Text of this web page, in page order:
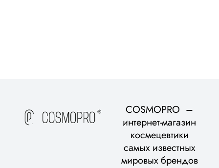
COSMOPRO –
интернет-магазин
космецевтики
самых известных
мировых брендов